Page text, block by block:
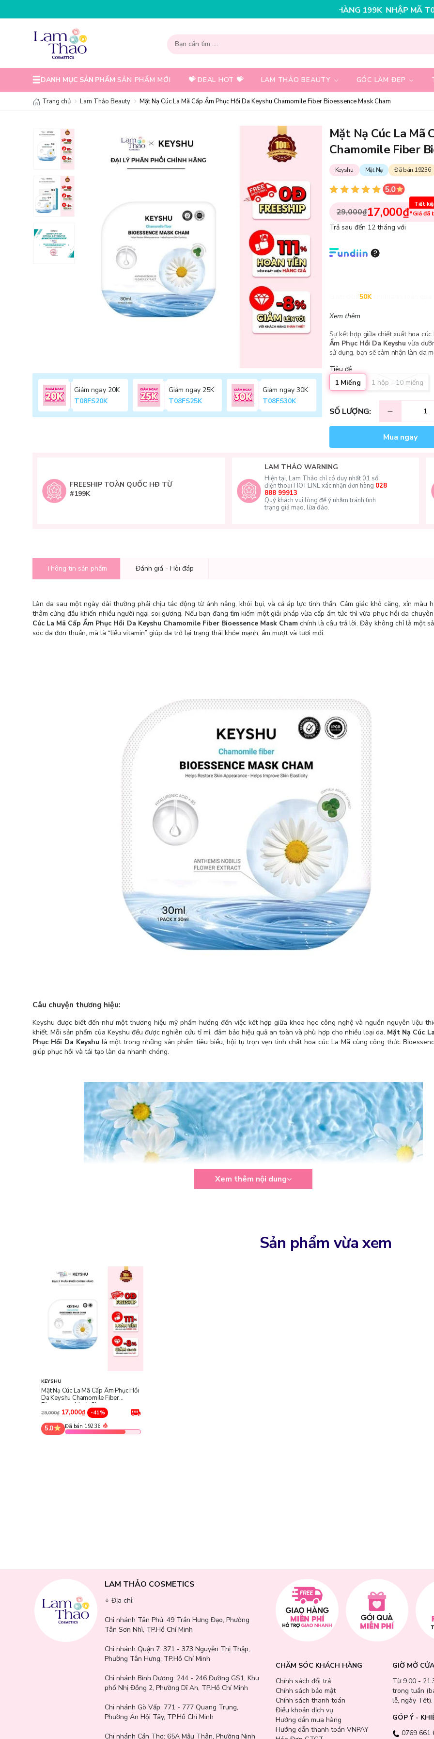
NHẬP MÃ T08FS25K - GIẢM
DANH MỤC SẢN PHẨM SẢN PHẨM MỚI 💝 DEAL HOT 💝 LAM THẢO BEAUTY GÓC LÀM ĐẸP
Trang chủ Lam Thảo Beauty Mặt Nạ Cúc La Mã Cấp Ẩm Phục Hồi Da Keyshu Chamomile Fiber Bioessence Mask Cham
Giảm ngay 20K
T08FS20K
Giảm ngay 25K
T08FS25K
Giảm ngay 30K
T08FS30K
Mặt Nạ Cúc La Mã
Chamomile Fiber
Keyshu Mặt Nạ Đã bán 19236
29,000₫17,000₫
Tiết
*Giá đã
Trả sau đến 12 tháng với
50K
Xem thêm
Sự kết hợp giữa chiết xuất hoa
Ẩm Phục Hồi Da Keyshu vừa
sử dụng, bạn sẽ cảm nhận làn da
Tiêu đề
1 Miếng
1 hộp - 10 miếng
SỐ LƯỢNG:
Mua ngay
FREESHIP TOÀN QUỐC HĐ TỪ
#199K
LAM THẢO WARNING
Hiện tại, Lam Thảo chỉ có duy nhất 01 số
điện thoại HOTLINE xác nhận đơn hàng 028
888 99913
Quý khách vui lòng để ý nhằm tránh tình
trạng giả mạo, lừa đảo.
Thông tin sản phẩm Đánh giá - Hỏi đáp
Làn da sau một ngày dài thường phải chịu tác động từ ánh nắng, khói bụi, và cả áp lực tinh thần. Cảm giác khô căng, xỉn màu
thâm cứng đầu khiến nhiều người ngại soi gương. Nếu bạn đang tìm kiếm một giải pháp vừa cấp ẩm tức thì vừa phục hồi da
Cúc La Mã Cấp Ẩm Phục Hồi Da Keyshu Chamomile Fiber Bioessence Mask Cham chính là câu trả lời. Đây không chỉ là một
sóc da đơn thuần, mà là “liều vitamin” giúp da trở lại trạng thái khỏe mạnh, ẩm mượt và tươi mới.
Câu chuyện thương hiệu:
Keyshu được biết đến như một thương hiệu mỹ phẩm hướng đến việc kết hợp giữa khoa học công nghệ và nguồn nguyên liệu
khiết. Mỗi sản phẩm của Keyshu đều được nghiên cứu tỉ mỉ, đảm bảo hiệu quả an toàn và phù hợp cho nhiều loại da. Mặt Nạ Cúc
Phục Hồi Da Keyshu là một trong những sản phẩm tiêu biểu, hội tụ trọn vẹn tinh chất hoa cúc La Mã cùng công thức
giúp phục hồi và tái tạo làn da nhanh chóng.
Xem thêm nội dung
Sản phẩm vừa xem
KEYSHU
Mặt Nạ Cúc La Mã Cấp Ẩm Phục Hồi
Da Keyshu Chamomile Fiber
Bioessence Mask Cham
29,000₫ 17,000₫ -41%
5.0 Đã bán 19236
LAM THẢO COSMETICS
⭐️ Địa chỉ:
Chi nhánh Tân Phú: 49 Trần Hưng Đạo, Phường
Tân Sơn Nhì, TP.Hồ Chí Minh
Chi nhánh Quận 7: 371 - 373 Nguyễn Thị Thập,
Phường Tân Hưng, TP.Hồ Chí Minh
Chi nhánh Bình Dương: 244 - 246 Đường GS1, Khu
phố Nhị Đồng 2, Phường Dĩ An, TP.Hồ Chí Minh
Chi nhánh Gò Vấp: 771 - 777 Quang Trung,
Phường An Hội Tây, TP.Hồ Chí Minh
Chi nhánh Cần Thơ: 65A Mậu Thân, Phường Ninh
CHĂM SÓC KHÁCH HÀNG
Chính sách đổi trả
Chính sách bảo mật
Chính sách thanh toán
Điều khoản dịch vụ
Hướng dẫn mua hàng
Hướng dẫn thanh toán VNPAY
GIỜ MỞ CỬA
Từ 9:00 -
trong tuần
lễ, ngày Tết).
GÓP Ý -
0769 661